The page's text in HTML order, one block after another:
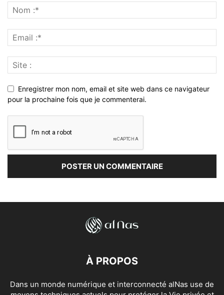
Enregistrer mon nom, email et site web dans ce navigateur
pour la prochaine fois que je commenterai.
À PROPOS
Dans un monde numérique et interconnecté alNas use de